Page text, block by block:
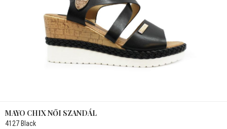
MAYO CHIX NŐI SZANDÁL
4127 Black